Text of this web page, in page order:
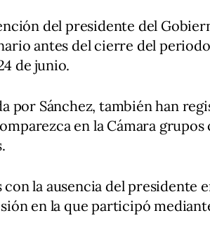
del presidente del
antes del cierre del periodo
de junio.
por Sánchez, también han
en la Cámara grupos
la ausencia del presidente
en la que participó